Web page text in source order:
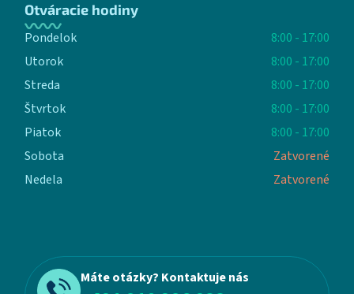
Otváracie hodiny
Pondelok
8:00 - 17:00
Utorok
8:00 - 17:00
Streda
8:00 - 17:00
Štvrtok
8:00 - 17:00
Piatok
8:00 - 17:00
Sobota
Zatvorené
Nedela
Zatvorené
Máte otázky? Kontaktuje nás